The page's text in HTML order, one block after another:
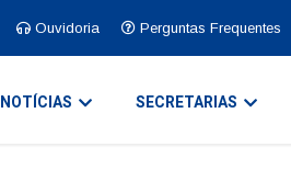
Ouvidoria Perguntas Frequentes
NOTÍCIAS SECRETARIAS